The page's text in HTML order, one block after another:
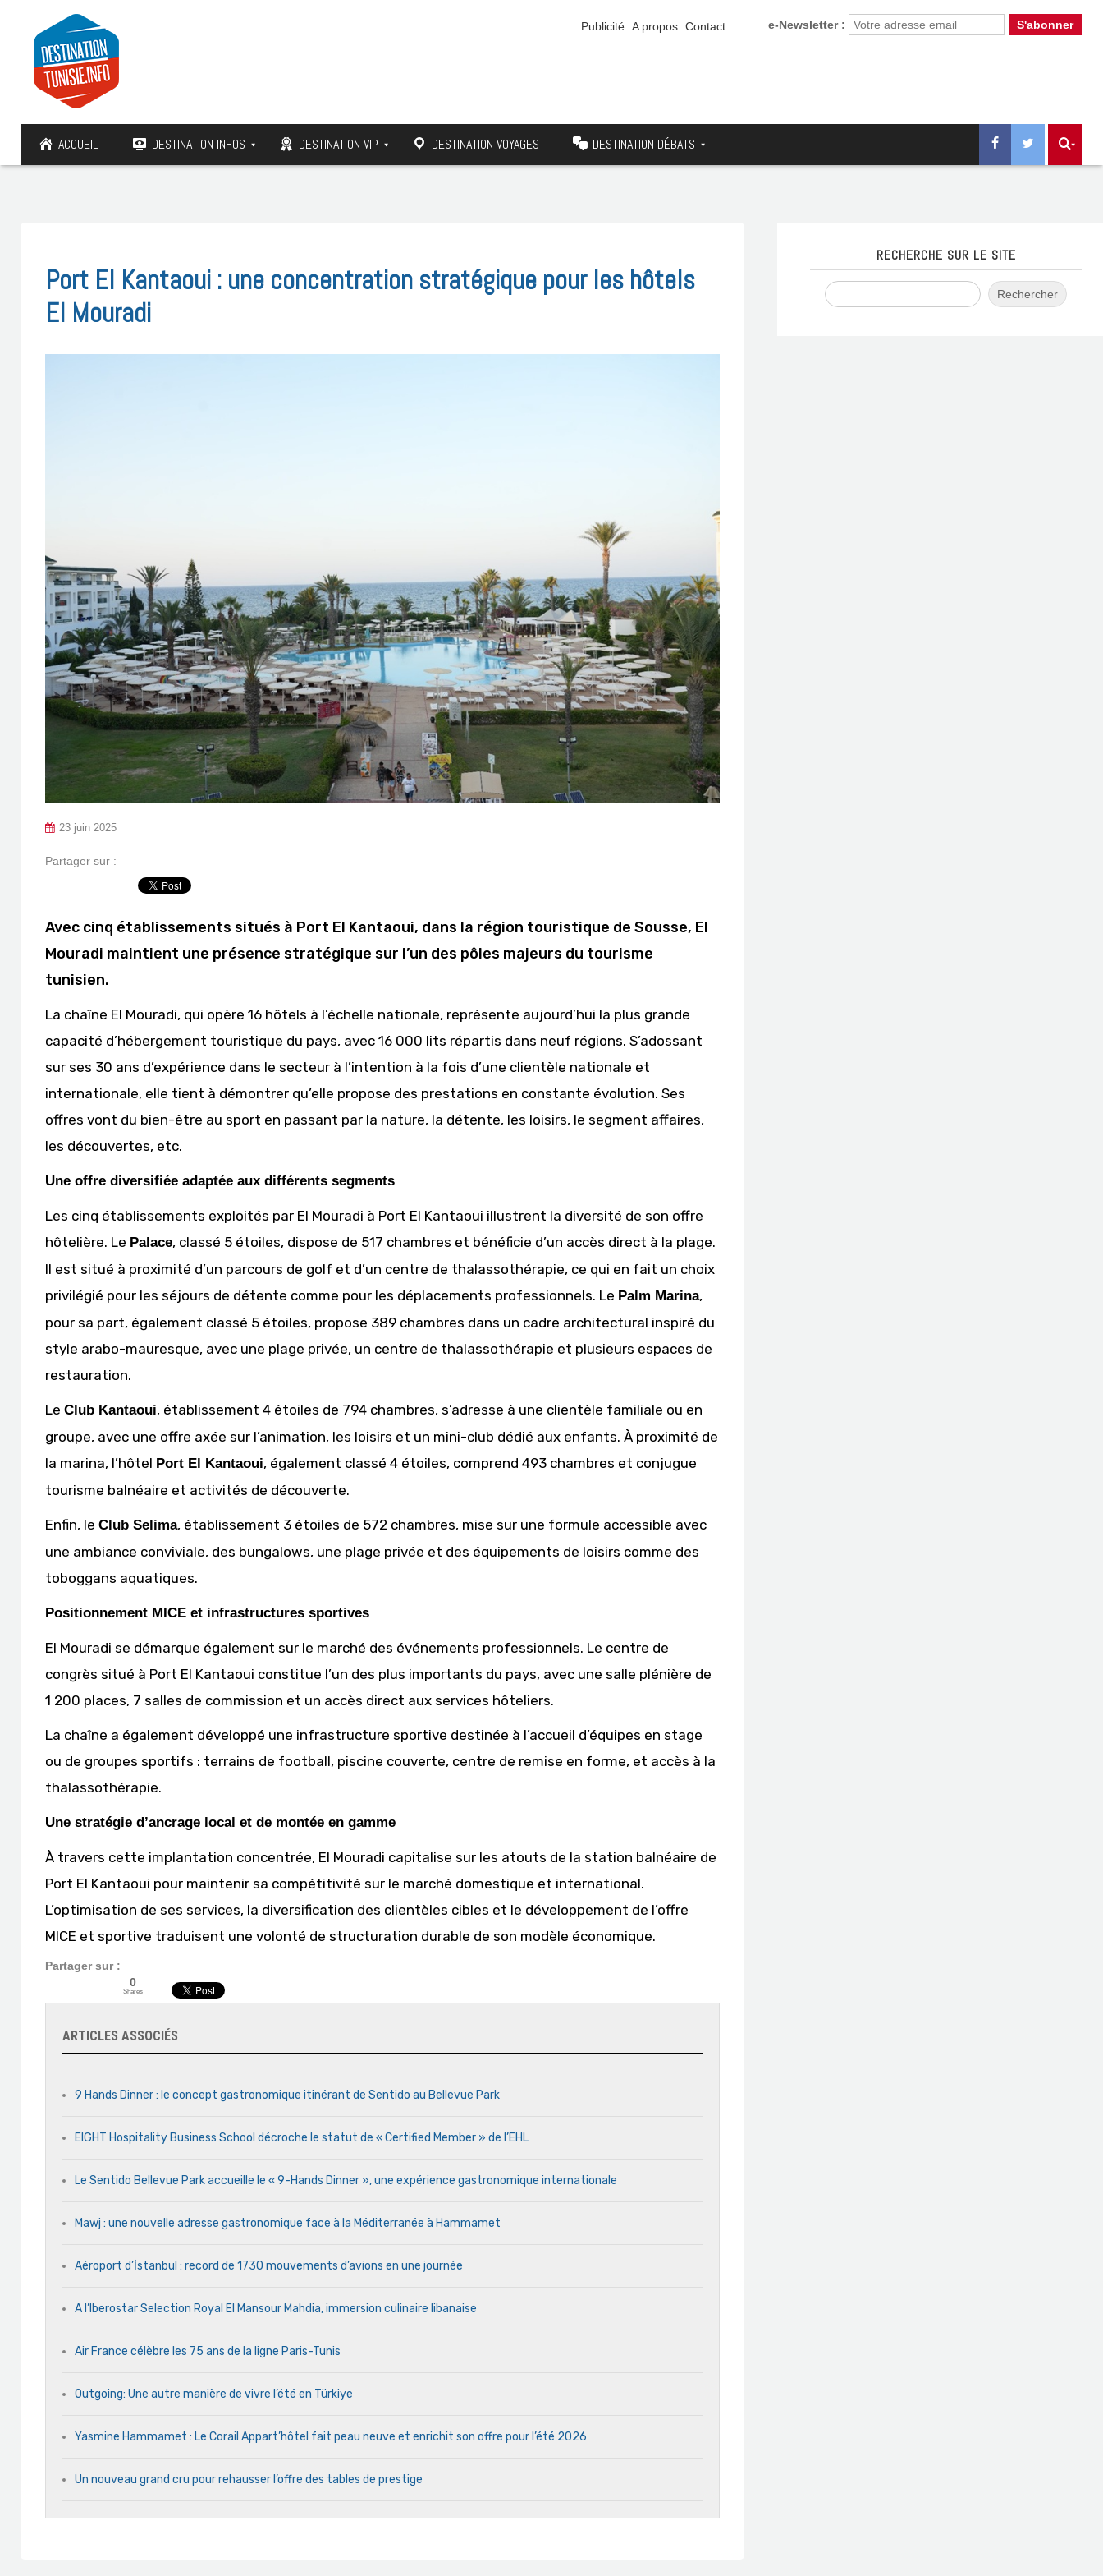
e-Newsletter :
Publicité A propos Contact
ACCUEIL DESTINATION INFOS DESTINATION VIP DESTINATION VOYAGES DESTINATION DÉBATS
Port El Kantaoui : une concentration stratégique pour les hôtels
El Mouradi
23 juin 2025
Partager sur :
Avec cinq établissements situés à Port El Kantaoui, dans la région touristique de Sousse, El
Mouradi maintient une présence stratégique sur l’un des pôles majeurs du tourisme
tunisien.
La chaîne El Mouradi, qui opère 16 hôtels à l’échelle nationale, représente aujourd’hui la plus grande
capacité d’hébergement touristique du pays, avec 16 000 lits répartis dans neuf régions. S’adossant
sur ses 30 ans d’expérience dans le secteur à l’intention à la fois d’une clientèle nationale et
internationale, elle tient à démontrer qu’elle propose des prestations en constante évolution. Ses
offres vont du bien-être au sport en passant par la nature, la détente, les loisirs, le segment affaires,
les découvertes, etc.
Une offre diversifiée adaptée aux différents segments
Les cinq établissements exploités par El Mouradi à Port El Kantaoui illustrent la diversité de son offre
hôtelière. Le Palace, classé 5 étoiles, dispose de 517 chambres et bénéficie d’un accès direct à la plage.
Il est situé à proximité d’un parcours de golf et d’un centre de thalassothérapie, ce qui en fait un choix
privilégié pour les séjours de détente comme pour les déplacements professionnels. Le Palm Marina,
pour sa part, également classé 5 étoiles, propose 389 chambres dans un cadre architectural inspiré du
style arabo-mauresque, avec une plage privée, un centre de thalassothérapie et plusieurs espaces de
restauration.
Le Club Kantaoui, établissement 4 étoiles de 794 chambres, s’adresse à une clientèle familiale ou en
groupe, avec une offre axée sur l’animation, les loisirs et un mini-club dédié aux enfants. À proximité de
la marina, l’hôtel Port El Kantaoui, également classé 4 étoiles, comprend 493 chambres et conjugue
tourisme balnéaire et activités de découverte.
Enfin, le Club Selima, établissement 3 étoiles de 572 chambres, mise sur une formule accessible avec
une ambiance conviviale, des bungalows, une plage privée et des équipements de loisirs comme des
toboggans aquatiques.
Positionnement MICE et infrastructures sportives
El Mouradi se démarque également sur le marché des événements professionnels. Le centre de
congrès situé à Port El Kantaoui constitue l’un des plus importants du pays, avec une salle plénière de
1 200 places, 7 salles de commission et un accès direct aux services hôteliers.
La chaîne a également développé une infrastructure sportive destinée à l’accueil d’équipes en stage
ou de groupes sportifs : terrains de football, piscine couverte, centre de remise en forme, et accès à la
thalassothérapie.
Une stratégie d’ancrage local et de montée en gamme
À travers cette implantation concentrée, El Mouradi capitalise sur les atouts de la station balnéaire de
Port El Kantaoui pour maintenir sa compétitivité sur le marché domestique et international.
L’optimisation de ses services, la diversification des clientèles cibles et le développement de l’offre
MICE et sportive traduisent une volonté de structuration durable de son modèle économique.
Partager sur :
0
Shares
ARTICLES ASSOCIÉS
9 Hands Dinner : le concept gastronomique itinérant de Sentido au Bellevue Park
EIGHT Hospitality Business School décroche le statut de « Certified Member » de l’EHL
Le Sentido Bellevue Park accueille le « 9-Hands Dinner », une expérience gastronomique internationale
Mawj : une nouvelle adresse gastronomique face à la Méditerranée à Hammamet
Aéroport d’İstanbul : record de 1730 mouvements d’avions en une journée
A l’Iberostar Selection Royal El Mansour Mahdia, immersion culinaire libanaise
Air France célèbre les 75 ans de la ligne Paris-Tunis
Outgoing: Une autre manière de vivre l’été en Türkiye
Yasmine Hammamet : Le Corail Appart’hôtel fait peau neuve et enrichit son offre pour l’été 2026
Un nouveau grand cru pour rehausser l’offre des tables de prestige
RECHERCHE SUR LE SITE